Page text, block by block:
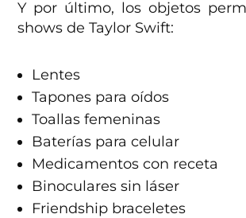
Y por último, los objetos
shows de Taylor Swift:
Lentes
Tapones para oídos
Toallas femeninas
Baterías para celular
Medicamentos con receta
Binoculares sin láser
Friendship braceletes